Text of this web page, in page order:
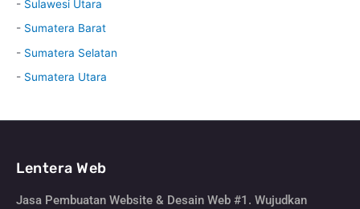
- Sulawesi Utara
- Sumatera Barat
- Sumatera Selatan
- Sumatera Utara
Lentera Web
Jasa Pembuatan Website & Desain Web #1. Wujudkan